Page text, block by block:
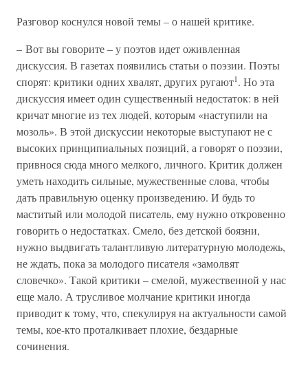
Разговор коснулся новой темы – о нашей критике.
– Вот вы говорите – у поэтов идет оживленная
дискуссия. В газетах появились статьи о поэзии. Поэты
спорят: критики одних хвалят, других ругают1. Но эта
дискуссия имеет один существенный недостаток: в ней
кричат многие из тех людей, которым «наступили на
мозоль». В этой дискуссии некоторые выступают не с
высоких принципиальных позиций, а говорят о поэзии,
привнося сюда много мелкого, личного. Критик должен
уметь находить сильные, мужественные слова, чтобы
дать правильную оценку произведению. И будь то
маститый или молодой писатель, ему нужно откровенно
говорить о недостатках. Смело, без детской боязни,
нужно выдвигать талантливую литературную молодежь,
не ждать, пока за молодого писателя «замолвят
словечко». Такой критики – смелой, мужественной у нас
еще мало. А трусливое молчание критики иногда
приводит к тому, что, спекулируя на актуальности самой
темы, кое-кто проталкивает плохие, бездарные
сочинения.